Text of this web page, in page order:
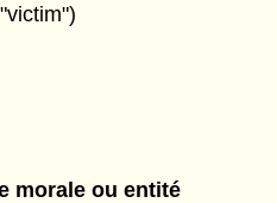
morale ou entité